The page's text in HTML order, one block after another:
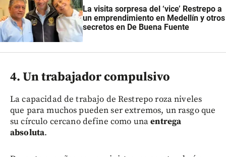
La visita sorpresa del ‘vice’ Restrepo a
un emprendimiento en Medellín y otros
secretos en De Buena Fuente
4. Un trabajador compulsivo
La capacidad de trabajo de Restrepo roza niveles
que para muchos pueden ser extremos, un rasgo que
su círculo cercano define como unaentrega
absoluta.